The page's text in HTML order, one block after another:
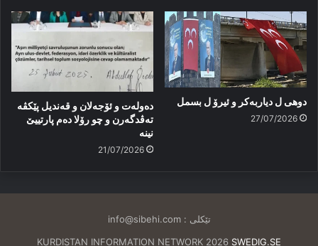
دوهی ل دیاربەکر و ئیرۆ ل بسمل
27/07/2026
دەولەت و ئۆجەلان و قەندیل پێکڤە
تەڤدگەرن و چو رۆلا دەم پارتییێ
نینە
21/07/2026
تێکلی :info@sibehi.com
KURDISTAN INFORMATION NETWORK 2026 SWEDIG.SE